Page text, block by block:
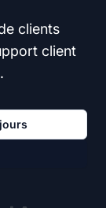
clients
client